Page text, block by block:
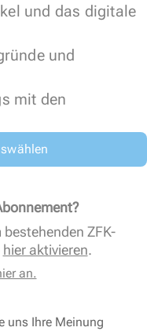
und das digitale
und
mit den
ZFK-
hier aktivieren.
an.
uns Ihre Meinung